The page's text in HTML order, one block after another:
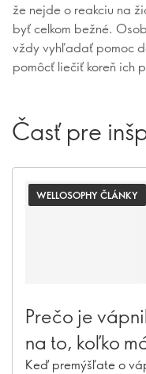
že nejde o reakciu na
byť celkom bežné.
vždy vyhľadať pomoc
pomôcť liečiť koreň ich
Časť pre
WELLOSOPHY ČLÁNKY
Prečo je
na to, koľko
Keď premýšľate o